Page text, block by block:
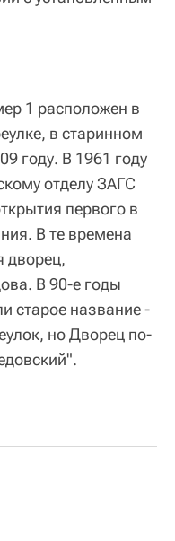
1 расположен в
в старинном
году. В 1961 году
отделу ЗАГС
первого в
В те времена
дворец,
В 90-е годы
старое название -
но Дворец по-